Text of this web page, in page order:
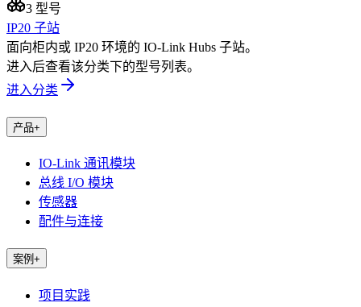
3 型号
IP20 子站
面向柜内或 IP20 环境的 IO-Link Hubs 子站。
进入后查看该分类下的型号列表。
进入分类
产品+
IO-Link 通讯模块
总线 I/O 模块
传感器
配件与连接
案例 +
项目实践